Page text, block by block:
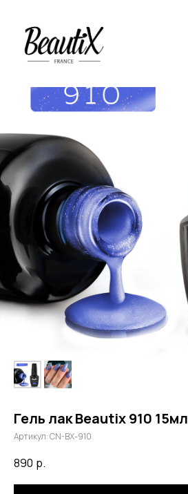
Гель лак Beautix 910 15мл
Артикул:CN-BX-910
890 р.